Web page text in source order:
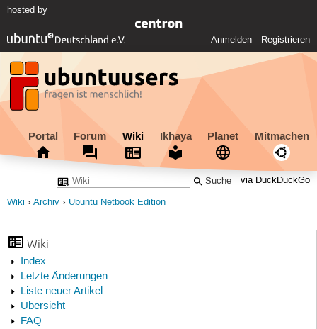
hosted by
Anmelden Registrieren
Portal Forum Wiki Ikhaya Planet Mitmachen
via DuckDuckGo
Wiki Archiv Ubuntu Netbook Edition
Wiki
Index
Letzte Änderungen
Liste neuer Artikel
Übersicht
FAQ